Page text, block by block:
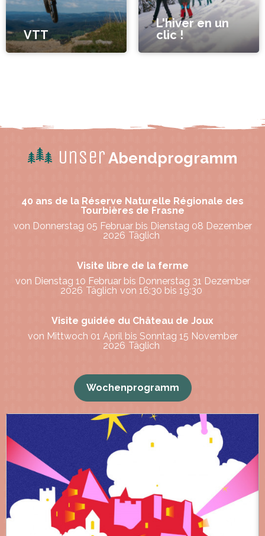
VTT
L'hiver en un
clic !
Unser Abendprogramm
40 ans de la Réserve Naturelle Régionale des
Tourbières de Frasne
von Donnerstag 05 Februar bis Dienstag 08 Dezember
2026 Täglich
Visite libre de la ferme
von Dienstag 10 Februar bis Donnerstag 31 Dezember
2026 Täglich von 16:30 bis 19:30
Visite guidée du Château de Joux
von Mittwoch 01 April bis Sonntag 15 November
2026 Täglich
Wochenprogramm